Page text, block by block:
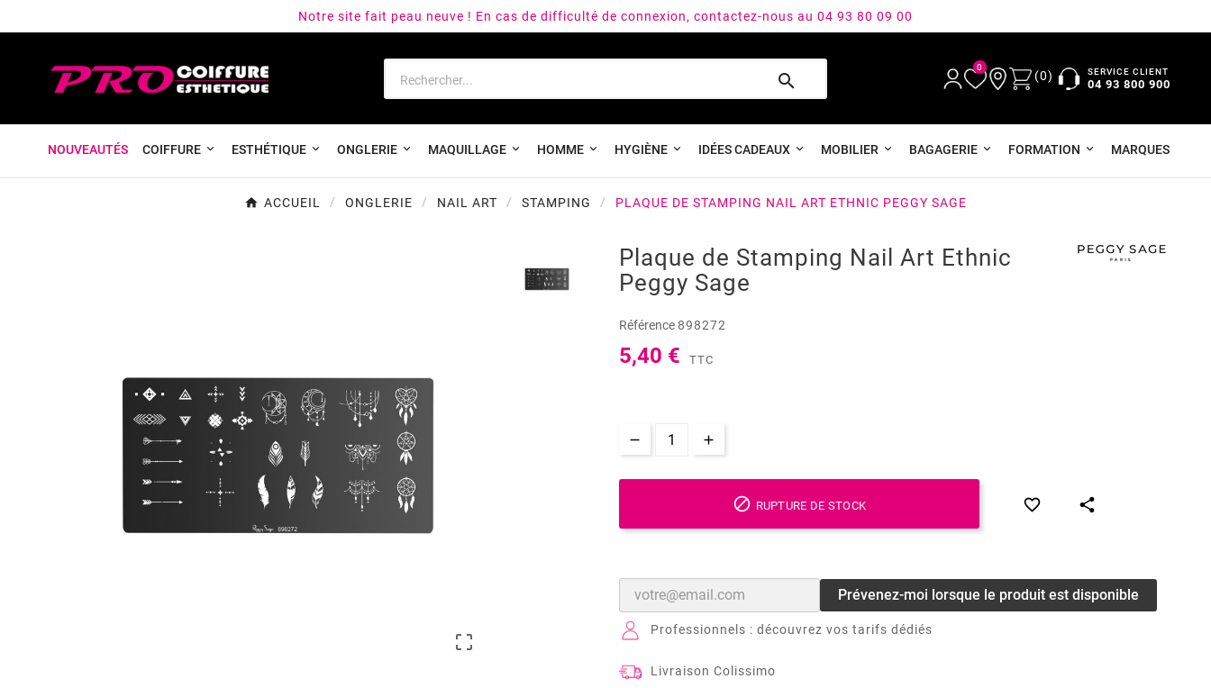
Notre site fait peau neuve ! En cas de difficulté de connexion, contactez-nous au 04 93 80 09 00

0
(0) SERVICE CLIENT
04 93 800 900
NOUVEAUTÉS COIFFURE ESTHÉTIQUE ONGLERIE MAQUILLAGE HOMME HYGIÈNE IDÉES CADEAUX MOBILIER BAGAGERIE FORMATION MARQUES
ACCUEIL ONGLERIE NAIL ART STAMPING PLAQUE DE STAMPING NAIL ART ETHNIC PEGGY SAGE

Plaque de Stamping Nail Art Ethnic
Peggy Sage
Référence898272
5,40 € TTC
 RUPTURE DE STOCK  
Prévenez-moi lorsque le produit est disponible
Professionnels : découvrez vos tarifs dédiés
Livraison Colissimo